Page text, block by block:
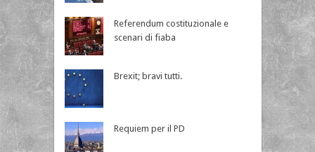
Referendum costituzionale e
scenari di fiaba
Brexit; bravi tutti.
Requiem per il PD